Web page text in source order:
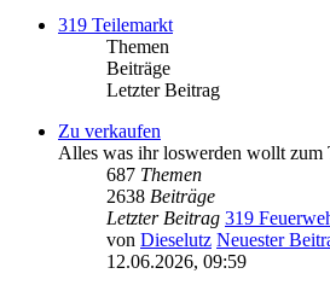
319 Teilemarkt
Themen
Beiträge
Letzter Beitrag
Zu verkaufen
Alles was ihr loswerden wollt zum
687 Themen
2638 Beiträge
Letzter Beitrag 319
von Dieselutz Neuester
12.06.2026, 09:59